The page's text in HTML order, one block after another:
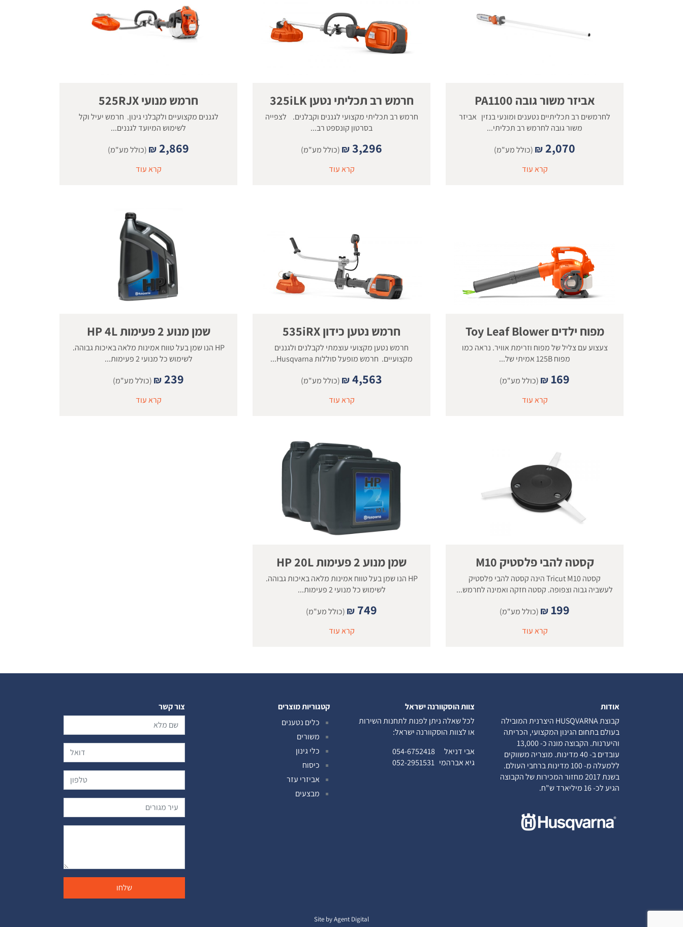
אביזר משור גובה PA1100
לחרמשים רב תכליתיים נטענים ומונעי בנזין אביזר
משור גובה לחרמש רב תכליתי...
₪ 2,070
(כולל מע"מ)
קרא עוד
חרמש רב תכליתי נטען 325iLK
חרמש רב תכליתי מקצועי לגננים וקבלנים. לצפייה
בסרטון קונספט רב...
₪3,296
(כולל מע"מ)
קרא עוד
חרמש מנועי 525RJX
לגננים מקצועיים ולקבלני גינון. חרמש יעיל וקל
לשימוש המיועד לגננים...
₪ 2,869
(כולל מע"מ)
קרא עוד
מפוח ילדים Toy Leaf Blower
צעצוע עם צליל של מפוח וזרימת אוויר. נראה כמו
מפוח 125B אמיתי של...
₪ 169
(כולל מע"מ)
קרא עוד
חרמש נטען כידון 535iRX
חרמש נטען מקצועי עוצמתי לקבלנים ולגננים
מקצועיים. חרמש מופעל סוללות Husqvarna...
₪4,563
(כולל מע"מ)
קרא עוד
שמן מנוע 2 פעימות HP 4L
HP הנו שמן בעל טווח אמינות מלאה באיכות גבוהה.
לשימוש כל מנועי 2 פעימות...
₪ 239
(כולל מע"מ)
קרא עוד
קסטה להבי פלסטיק M10
קסטה Tricut M10 הינה קסטה להבי פלסטיק
לעשביה גבוה וצפופה. קסטה חזקה ואמינה לחרמש...
₪ 199
(כולל מע"מ)
קרא עוד
שמן מנוע 2 פעימות HP 20L
HP הנו שמן בעל טווח אמינות מלאה באיכות גבוהה.
לשימוש כל מנועי 2 פעימות...
₪ 749
(כולל מע"מ)
קרא עוד
אודות
קבוצת HUSQVARNA היצרנית המובילה
בעולם בתחום הגינון המקצועי, הכריתה
והיערנות. הקבוצה מונה כ- 13,000
עובדים ב- 40 מדינות. מוצריה משווקים
ללמעלה מ- 100 מדינות ברחבי העולם.
בשנת 2017 מחזור המכירות של הקבוצה
הגיע לכ- 16 מיליארד ש"ח.
צוות הוסקוורנה ישראל
לכל שאלה ניתן לפנות לתחנות השירות
או לצוות הוסקוורנה ישראל:
אבי דניאל 054-6752418
גיא אברהמי 052-2951531
קטגוריות מוצרים
כלים נטענים
משורים
כלי גינון
כיסוח
אביזרי עזר
מבצעים
צור קשר
Site by Agent Digital